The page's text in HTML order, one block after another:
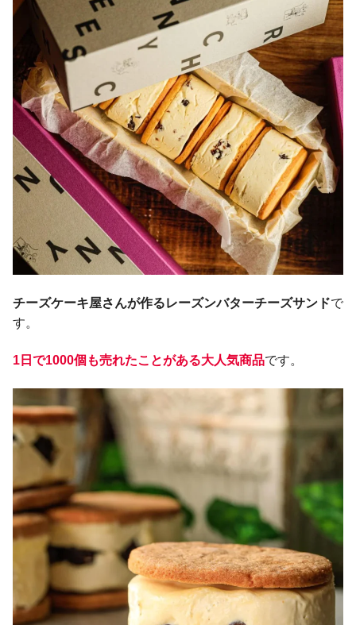
チーズケーキ屋さんが作るレーズンバターチーズサンドで
す。
1日で1000個も売れたことがある大人気商品です。